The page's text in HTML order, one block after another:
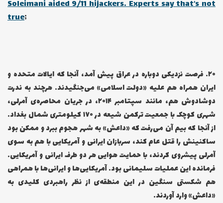
Soleimani aided 9/11 hijackers. Experts say that’s not
true;
۲۰… فرصت نزدیکی دوباره در عراق پیش آمد، آنجا که ایالات متحده و
ایران همراه هم علیه «دولت اسلامی» می‌جنگیدند. هرچند به ندرت
دوشادوش هم، مانند سپتامبر ۲۰۱۴، در جریان محاصره‌ی آمرلی،
شهری کوچک با جمعیت ترکمن شیعه در ۱۷۰ کیلومتری شمال بغداد.
از آنجا که بیم آن می‌رفت که «داعش» به شهر هجوم ببرد و ممکن بود
ساکنینش را قتل عام کند، سربازان ایرانی و آمریکایی با هم به سوی
آمرلی پیشروی کردند، با حمایت هوایی هر دو طرف ایرانی و آمریکایی.
فرمانده این عملیات سلیمانی بود. آمریکایی‌ها و ایرانی‌ها با همراهی
هم شکستی سنگین در این منطقه‌ی از نظر راهبردی کلیدی به
«داعش» وارد آوردند.